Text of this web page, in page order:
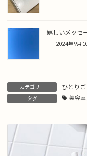
嬉しいメッセ
2024年9月
カテゴリー ひとりご
タグ 美容室